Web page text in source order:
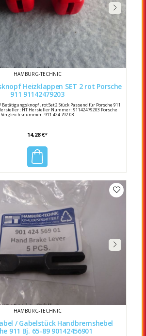
HAMBURG-TECHNIC
Heizklappen SET 2 rot Porsche
911 91142479203
, rot Set 2 Stück Passend für Porsche 911
: HT Hersteller Nummer : 91142479203 Porsche
Vergleichsnummer : 911 424 792 03
14,28 €*
HAMBURG-TECHNIC
Handbremshebel
Porsche 911 Bj. 65-89 90142456901